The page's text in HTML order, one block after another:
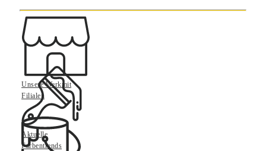
Unsere Werkmit
Filialen
Aktuelle
Farbentrends